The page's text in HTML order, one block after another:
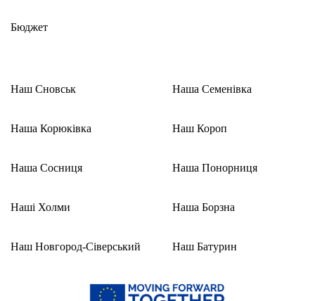
Бюджет
Наш Сновськ
Наша Корюківка
Наша Сосниця
Наші Холми
Наш Новгород-Сіверський
Наша Семенівка
Наш Короп
Наша Понорниця
Наша Борзна
Наш Батурин